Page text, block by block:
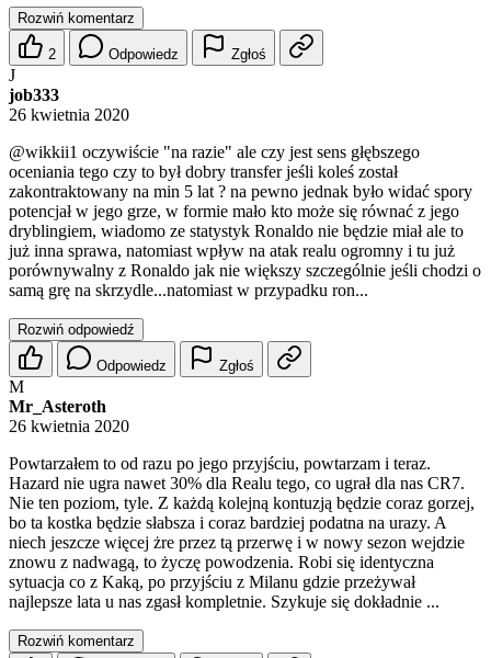
Rozwiń komentarz
2 Odpowiedz Zgłoś
J
job333
26 kwietnia 2020
@wikkii1 oczywiście "na razie" ale czy jest sens głębszego
oceniania tego czy to był dobry transfer jeśli koleś został
zakontraktowany na min 5 lat ? na pewno jednak było widać spory
potencjał w jego grze, w formie mało kto może się równać z jego
dryblingiem, wiadomo ze statystyk Ronaldo nie będzie miał ale to
już inna sprawa, natomiast wpływ na atak realu ogromny i tu już
porównywalny z Ronaldo jak nie większy szczególnie jeśli chodzi o
samą grę na skrzydle...natomiast w przypadku ron...
Rozwiń odpowiedź
Odpowiedz Zgłoś
M
Mr_Asteroth
26 kwietnia 2020
Powtarzałem to od razu po jego przyjściu, powtarzam i teraz.
Hazard nie ugra nawet 30% dla Realu tego, co ugrał dla nas CR7.
Nie ten poziom, tyle. Z każdą kolejną kontuzją będzie coraz gorzej,
bo ta kostka będzie słabsza i coraz bardziej podatna na urazy. A
niech jeszcze więcej żre przez tą przerwę i w nowy sezon wejdzie
znowu z nadwagą, to życzę powodzenia. Robi się identyczna
sytuacja co z Kaką, po przyjściu z Milanu gdzie przeżywał
najlepsze lata u nas zgasł kompletnie. Szykuje się dokładnie ...
Rozwiń komentarz